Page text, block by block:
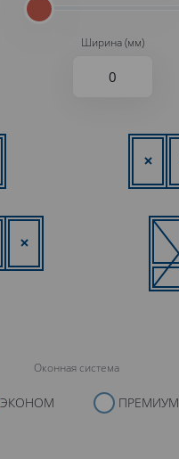
Ширина (мм)
Оконная система
ПРЕМИУМ